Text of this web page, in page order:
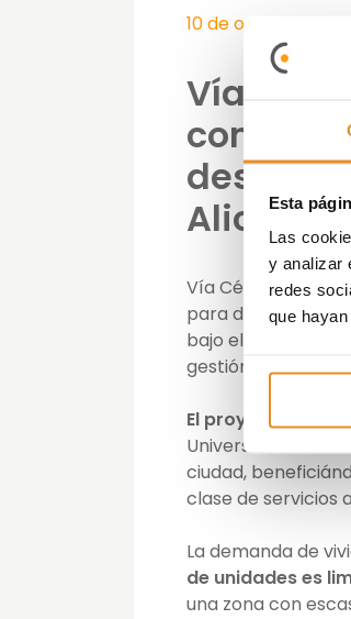
Esta
Las
y analizar
redes
que
10 de octubre de
Vía
con la
Alicante
Vía Célere ha
para desarrollar
bajo el nombre de
gestión de
El proyecto se
Universitario Dr.
ciudad,
clase de servicios
La demanda de
de unidades es
una zona con